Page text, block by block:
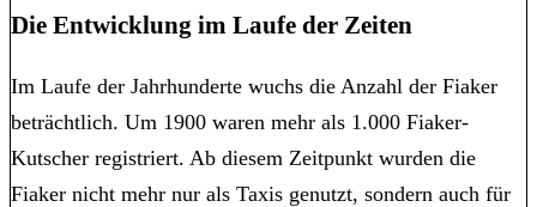
Die Entwicklung im Laufe der Zeiten
Im Laufe der Jahrhunderte wuchs die Anzahl der Fiaker
beträchtlich. Um 1900 waren mehr als 1.000 Fiaker-
Kutscher registriert. Ab diesem Zeitpunkt wurden die
Fiaker nicht mehr nur als Taxis genutzt, sondern auch für